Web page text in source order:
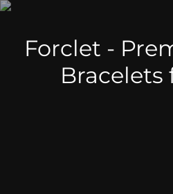
Forclet -
Bracelets